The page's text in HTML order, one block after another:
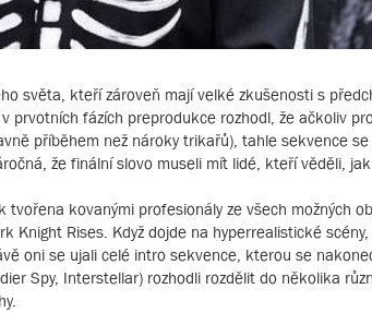
světa, kteří zároveň mají velké zkušenosti s
prvotních fázích preprodukce rozhodl, že ačkoliv
příběhem než nároky trikařů), tahle sekvence
že finální slovo museli mít lidé, kteří věděli, jak
kovanými profesionály ze všech možných
Knight Rises. Když dojde na hyperrealistické
oni se ujali celé intro sekvence, kterou se
Spy, Interstellar) rozhodli rozdělit do několika